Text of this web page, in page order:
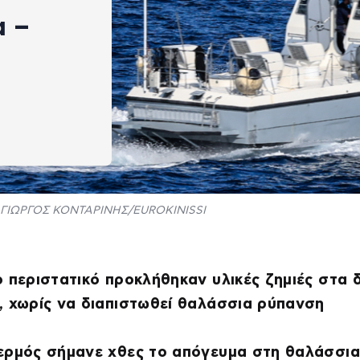
–
ΓΙΩΡΓΟΣ ΚΟΝΤΑΡΙΝΗΣ/EUROKINISSI
προκλήθηκαν υλικές ζημιές στα
να διαπιστωθεί θαλάσσια ρύπανση
σήμανε χθες το απόγευμα στη θαλάσσια